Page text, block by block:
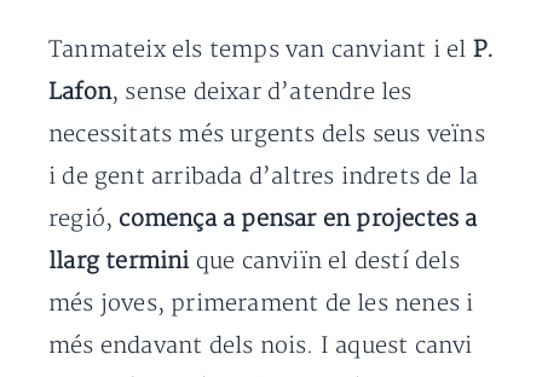
Tanmateix els temps van canviant i el P.
Lafon, sense deixar d’atendre les
necessitats més urgents dels seus veïns
i de gent arribada d’altres indrets de la
regió, comença a pensar en projectes a
llarg terminique canviïn el destí dels
més joves, primerament de les nenes i
més endavant dels nois. I aquest canvi